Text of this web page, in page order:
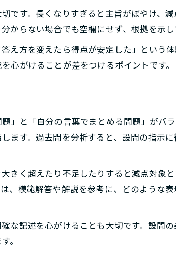
問題で高得点を狙う答案構成の考え方
・理由・根拠で記述問題を組み立てる方法
県高校入試傾向に沿った記述問題の作り方
で差がつく山梨県入試対策法
述問題で合格点を狙う勉強法の工夫
や説明問題に強くなる記述問題練習法
問題で問われる設問の意図の見抜き方
や資料を活用した記述問題の解答術
です。長くなりすぎると主旨がぼやけ、
からない場合でも空欄にせず、根拠を示
え方を変えたら得点が安定した」という
心がけることが差をつけるポイントです。
」と「自分の言葉でまとめる問題」がバ
ます。過去問を分析すると、設問の指示
きく超えたり不足したりすると減点対象
、模範解答や解説を参考に、どのような
な記述を心がけることも大切です。設問
。